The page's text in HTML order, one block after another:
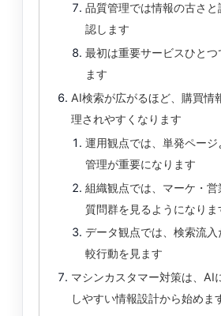
品質管理では情報の古さ
認します
最初は重要サービスひとつ
ます
AI検索が広がるほど、購買情
理されやすくなります
運用観点では、単発ペー
管理が重要になります
組織観点では、マーケ・営
質問群を見るようになりま
データ観点では、検索流入
較行動を見ます
マシンカスタマー対策は、AI
しやすい情報設計から始めま